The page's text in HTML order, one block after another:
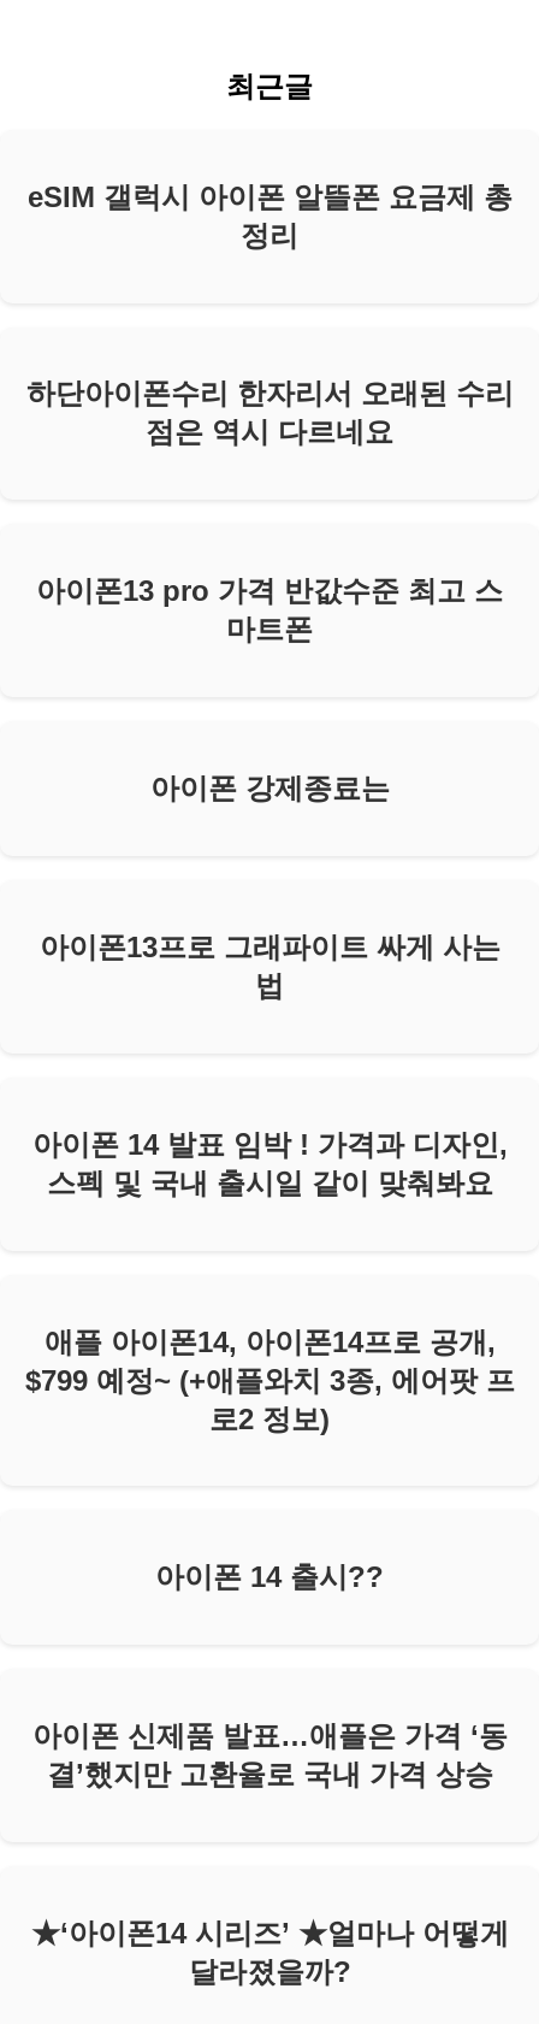
최근글
eSIM 갤럭시 아이폰 알뜰폰 요금제 총
정리
하단아이폰수리 한자리서 오래된 수리
점은 역시 다르네요
아이폰13 pro 가격 반값수준 최고 스
마트폰
아이폰 강제종료는
아이폰13프로 그래파이트 싸게 사는
법
아이폰 14 발표 임박 ! 가격과 디자인,
스펙 및 국내 출시일 같이 맞춰봐요
애플 아이폰14, 아이폰14프로 공개,
$799 예정~ (+애플와치 3종, 에어팟 프
로2 정보)
아이폰 14 출시??
아이폰 신제품 발표…애플은 가격 ‘동
결’했지만 고환율로 국내 가격 상승
★‘아이폰14 시리즈’ ★얼마나 어떻게
달라졌을까?